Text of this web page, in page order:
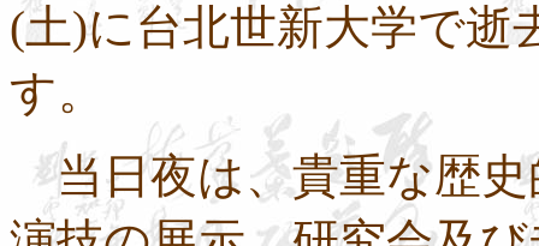
(土)に台北世新大学で逝
す。
当日夜は、貴重な歴